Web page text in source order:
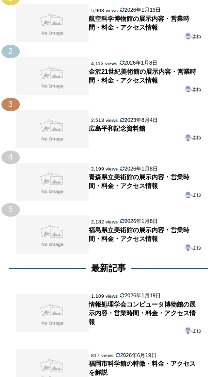
5,903 views 2026年1月19日
航空科学博物館の展示内容・営業時
間・料金・アクセス情報
はね
2
4,113 views 2026年1月8日
金沢21世紀美術館の展示内容・営業時
間・料金・アクセス情報
はね
3
2,513 views 2023年8月4日
広島平和記念資料館
はね
4
2,199 views 2026年1月8日
青森県立美術館の展示内容・営業時
間・料金・アクセス情報
はね
5
2,182 views 2026年1月8日
福島県立美術館の展示内容・営業時
間・料金・アクセス情報
はね
最新記事
1,109 views 2026年1月19日
情報処理学会コンピュータ博物館の展
示内容・営業時間・料金・アクセス情
報
はね
817 views 2026年6月19日
福岡市科学館の特徴・料金・アクセス
を解説